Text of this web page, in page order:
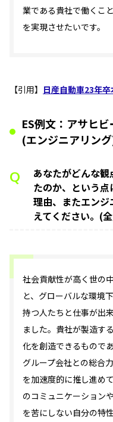
業である貴社で働くこ
を実現させたいです。
【引用】 日産自動車23年卒
ES例文：アサヒ
(エンジニアリン
Q
あなたがどんな
たのか、という
理由、またエン
えてください。(
社会貢献性が高く世の
と、グローバルな環境
持つ人たちと仕事が出
ました。貴社が製造す
化を創造できるもので
グループ会社との総合
を加速度的に推し進め
のコミュニケーション
を苦にしない自分の特